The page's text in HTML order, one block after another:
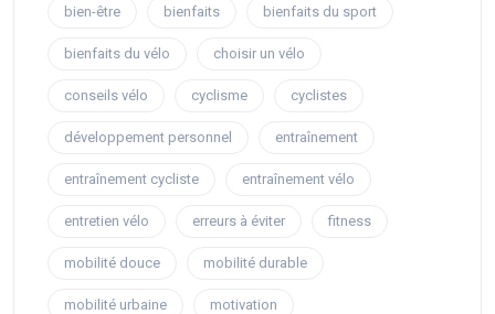
bien-être bienfaits bienfaits du sport
bienfaits du vélo choisir un vélo
conseils vélo cyclisme cyclistes
développement personnel entraînement
entraînement cycliste entraînement vélo
entretien vélo erreurs à éviter fitness
mobilité douce mobilité durable
mobilité urbaine motivation